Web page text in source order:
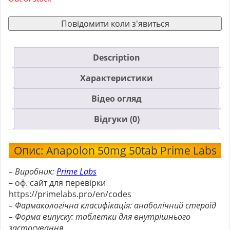
Повідомити коли з'явиться
Description
Характеристики
Відео огляд
Відгуки (0)
Опис: Anapolon 50mg 50tab Prime Labs
– Виробник:Prime Labs
– оф. сайт для перевірки
https://primelabs.pro/en/codes
– Фармакологічна класифікація: анаболічний стероїд
– Форма випуску: таблетки для внутрішнього
застосування